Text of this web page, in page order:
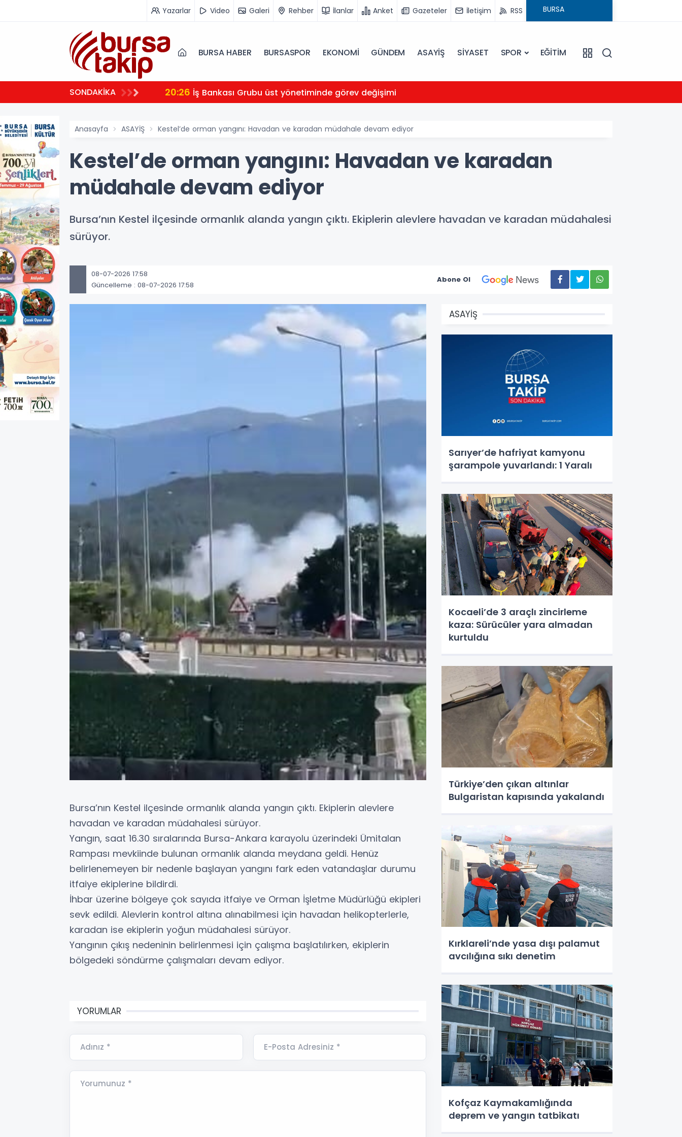
Yazarlar Video Galeri Rehber İlanlar Anket Gazeteler İletişim RSS
BURSA HABER BURSASPOR EKONOMİ GÜNDEM ASAYİŞ SİYASET SPOR EĞİTİM
SONDAKİKA 20:26 İş Bankası Grubu üst yönetiminde görev değişimi
Anasayfa ASAYİŞ Kestel’de orman yangını: Havadan ve karadan müdahale devam ediyor
Kestel’de orman yangını: Havadan ve karadan
müdahale devam ediyor
Bursa’nın Kestel ilçesinde ormanlık alanda yangın çıktı. Ekiplerin alevlere havadan ve karadan müdahalesi
sürüyor.
08-07-2026 17:58
Güncelleme : 08-07-2026 17:58
Abone Ol
Bursa’nın Kestel ilçesinde ormanlık alanda yangın çıktı. Ekiplerin alevlere
havadan ve karadan müdahalesi sürüyor.
Yangın, saat 16.30 sıralarında Bursa-Ankara karayolu üzerindeki Ümitalan
Rampası mevkiinde bulunan ormanlık alanda meydana geldi. Henüz
belirlenemeyen bir nedenle başlayan yangını fark eden vatandaşlar durumu
itfaiye ekiplerine bildirdi.
İhbar üzerine bölgeye çok sayıda itfaiye ve Orman İşletme Müdürlüğü ekipleri
sevk edildi. Alevlerin kontrol altına alınabilmesi için havadan helikopterlerle,
karadan ise ekiplerin yoğun müdahalesi sürüyor.
Yangının çıkış nedeninin belirlenmesi için çalışma başlatılırken, ekiplerin
bölgedeki söndürme çalışmaları devam ediyor.
YORUMLAR
Adınız * E-Posta Adresiniz *
Yorumunuz *
ASAYİŞ
Sarıyer’de hafriyat kamyonu
şarampole yuvarlandı: 1 Yaralı
Kocaeli’de 3 araçlı zincirleme
kaza: Sürücüler yara almadan
kurtuldu
Türkiye’den çıkan altınlar
Bulgaristan kapısında yakalandı
Kırklareli’nde yasa dışı palamut
avcılığına sıkı denetim
Kofçaz Kaymakamlığında
deprem ve yangın tatbikatı